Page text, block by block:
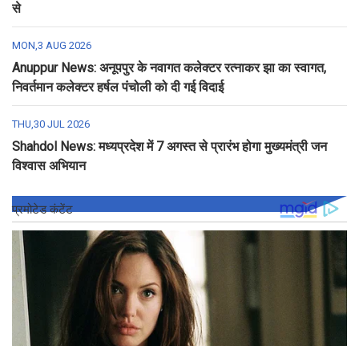
से
MON,3 AUG 2026
Anuppur News: अनूपपुर के नवागत कलेक्टर रत्नाकर झा का स्वागत,
निवर्तमान कलेक्टर हर्षल पंचोली को दी गई विदाई
THU,30 JUL 2026
Shahdol News: मध्यप्रदेश में 7 अगस्त से प्रारंभ होगा मुख्यमंत्री जन
विश्वास अभियान